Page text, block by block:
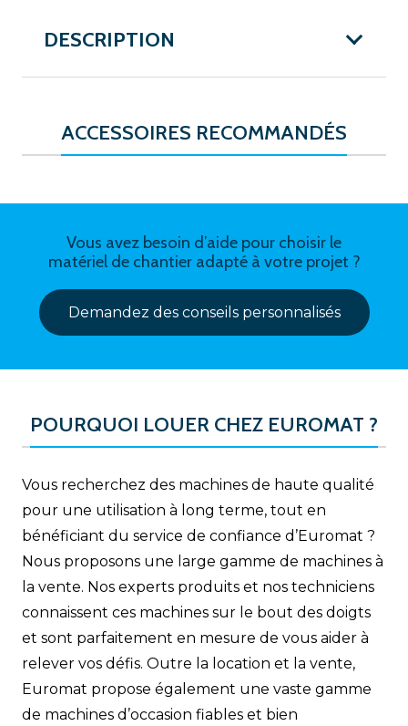
DESCRIPTION
ACCESSOIRES RECOMMANDÉS
Vous avez besoin d’aide pour choisir le
matériel de chantier adapté à votre projet ?
Demandez des conseils personnalisés
POURQUOI LOUER CHEZ EUROMAT ?
Vous recherchez des machines de haute qualité
pour une utilisation à long terme, tout en
bénéficiant du service de confiance d’Euromat ?
Nous proposons une large gamme de machines à
la vente. Nos experts produits et nos techniciens
connaissent ces machines sur le bout des doigts
et sont parfaitement en mesure de vous aider à
relever vos défis. Outre la location et la vente,
Euromat propose également une vaste gamme
de machines d’occasion fiables et bien